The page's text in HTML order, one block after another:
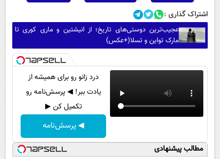
اشتراک گذاری :
عجیب‌ترین دوستی‌های تاریخ؛ از انیشتین و ماری کوری تا
مارک تواین و تسلا(+عکس)
درد زانو رو برای همیشه از
یادت ببر! ◀ پرسش‌نامه رو
تکمیل کن ▶
◀ پرسش‌نامه
مطالب پیشنهادی